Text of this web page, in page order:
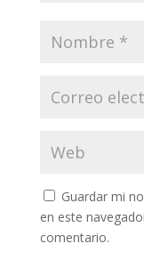
Guardar mi
en este
comentario.